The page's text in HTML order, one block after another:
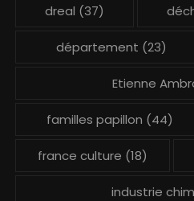
dreal (37)
département (23)
Etienne
familles papillon (44)
france culture (18)
industrie